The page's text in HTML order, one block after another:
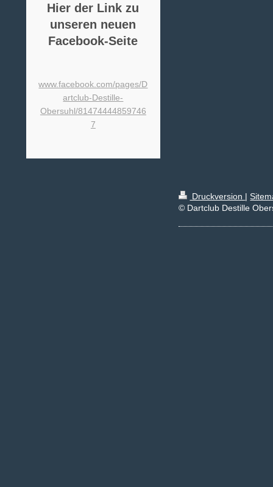
Hier der Link zu
unseren neuen
Facebook-Seite
www.facebook.com/pages/D
artclub-Destille-
Obersuhl/81474444859746
7
Druckversion |
© Dartclub Destille